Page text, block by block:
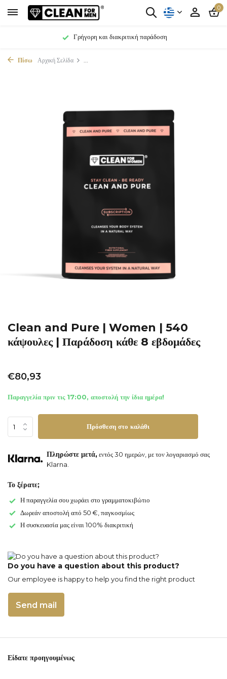
0
Γρήγορη και διακριτική παράδοση
Πίσω Αρχική Σελίδα ...
Clean and Pure | Women | 540
κάψουλες | Παράδοση κάθε 8 εβδομάδες
€80,93
Παραγγελία πριν τις 17:00, αποστολή την ίδια ημέρα!
Πρόσθεση στο καλάθι
Πληρώστε μετά,εντός 30 ημερών, με τον λογαριασμό σας
Klarna.
Το ξέρατε;
Η παραγγελία σου χωράει στο γραμματοκιβώτιο
Δωρεάν αποστολή από 50 €, παγκοσμίως
Η συσκευασία μας είναι 100% διακριτική
Do you have a question about this product?
Our employee is happy to help you find the right product
Send mail
Είδατε προηγουμένως